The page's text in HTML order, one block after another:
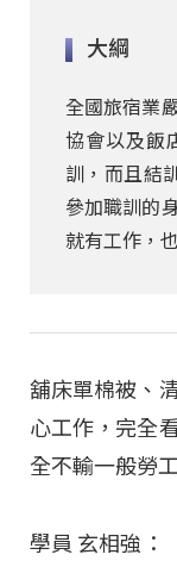
大綱
全國旅宿業
協會以及飯
訓，而且結
參加職訓的
就有工作，
舖床單棉被、
心工作，完全
全不輸一般勞
學員 玄相強：